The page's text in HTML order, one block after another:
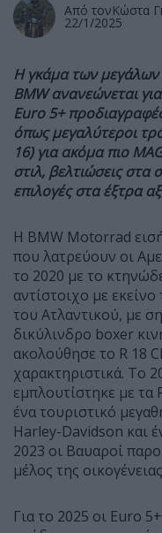
Από τονΚώστα
22/1/2025
Η γκάμα των μεγάλων
BMW ανανεώνεται
Euro 5+
όπως μεγαλύτεροι
16) για ακόμα πιο
στιλ, βελτιώσεις στα
επιλογές στα έξτρα
Η BMW Motorrad
που λατρεύουν οι
το 2020 με το
αντίστοιχο με
του Ατλαντικού, με
δικύλινδρο boxer
ακολούθησε το R 18
χαρακτηριστικά. Το
εμπλουτίστηκε με τα
ένα τουριστικό
Harley-Davidson και
2023 οι Βαυαροί
μέλος της
Για το 2025 οι Euro